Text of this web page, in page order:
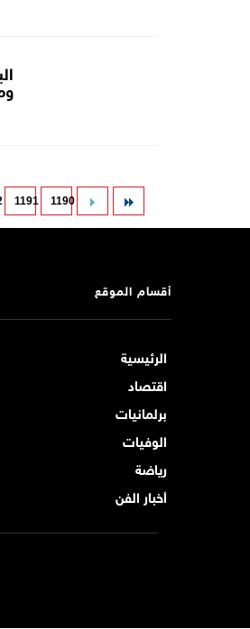
1190
1191
أقسام الموقع
الرئيسية
اقتصاد
برلمانيات
الوفيات
رياضة
أخبار الفن